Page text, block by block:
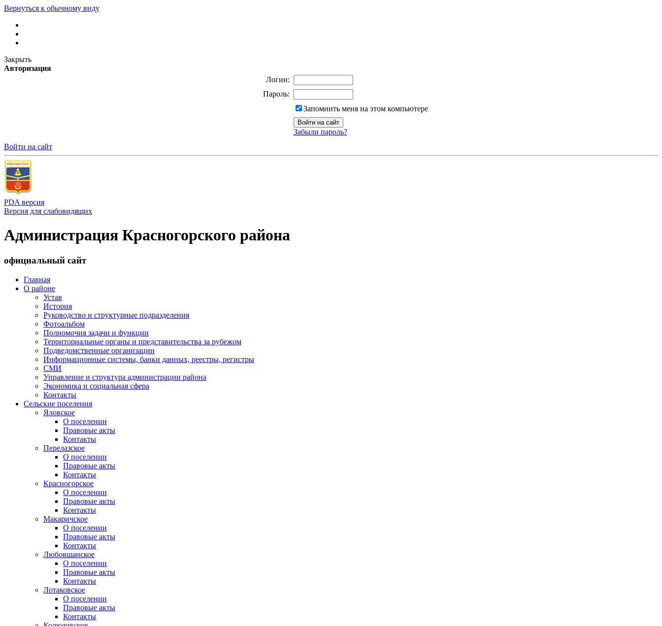
Вернуться к обычному виду
Закрыть
Авторизация
Логин:
Пароль:
Запомнить меня на этом компьютере
Забыли пароль?
Войти на сайт
PDA версия
Версия для слабовидящих
Администрация Красногорского района
официальный сайт
Главная
О районе
Устав
История
Руководство и структурные подразделения
Фотоальбом
Полномочия задачи и функции
Территориальные органы и представительства за рубежом
Подведомственные организации
Информационные системы, банки данных, реестры, регистры
СМИ
Управление и структура администрации района
Экономика и социальная сфера
Контакты
Сельские поселения
Яловское
О поселении
Правовые акты
Контакты
Перелазское
О поселении
Правовые акты
Контакты
Красногорское
О поселении
Правовые акты
Контакты
Макаричское
О поселении
Правовые акты
Контакты
Любовшанское
О поселении
Правовые акты
Контакты
Лотаковское
О поселении
Правовые акты
Контакты